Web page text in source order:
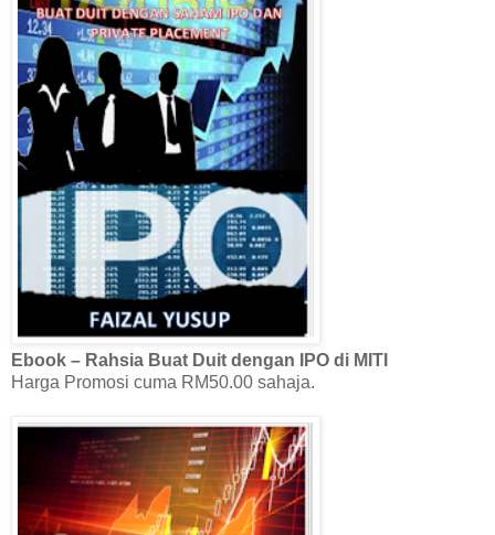
Ebook – Rahsia Buat Duit dengan IPO di MITI
Harga Promosi cuma RM50.00 sahaja.